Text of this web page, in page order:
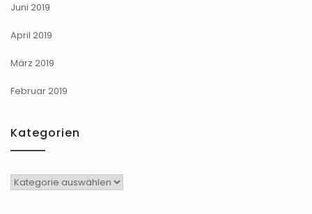
Juni 2019
April 2019
März 2019
Februar 2019
Kategorien
Kategorien